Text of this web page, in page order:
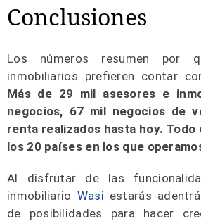
Conclusiones
Los números resumen por
inmobiliarios prefieren contar
Más de 29 mil asesores e
negocios, 67 mil negocios de
renta realizados hasta hoy.
los 20 países en los que
Al disfrutar de las
inmobiliario Wasi estarás
de posibilidades para hacer